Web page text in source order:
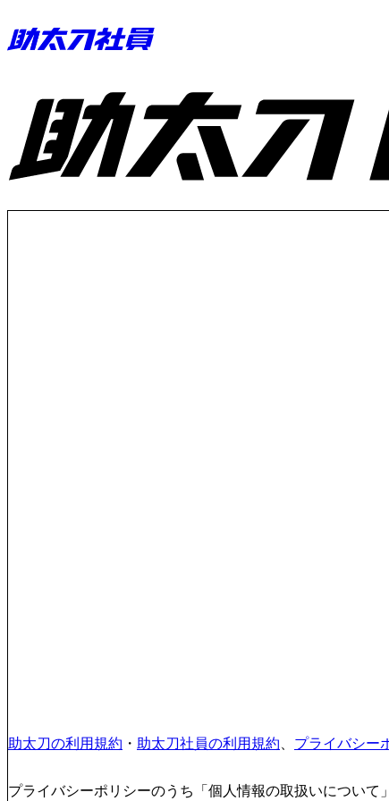
助太刀ID
助太刀の利用規約 ・ 助太刀社員の利用規約 プライバシー
プライバシーポリシーのうち「個人情報の取扱いについて